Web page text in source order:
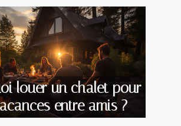
louer un chalet pour
entre amis ?